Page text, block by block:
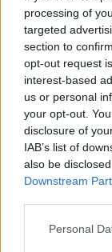
processing of
targeted
section to
opt-out request
interest-based
us or personal
your opt-out.
disclosure of
IAB’s list of
also be
Downstream
Personal
Πριν 8 ημέρες